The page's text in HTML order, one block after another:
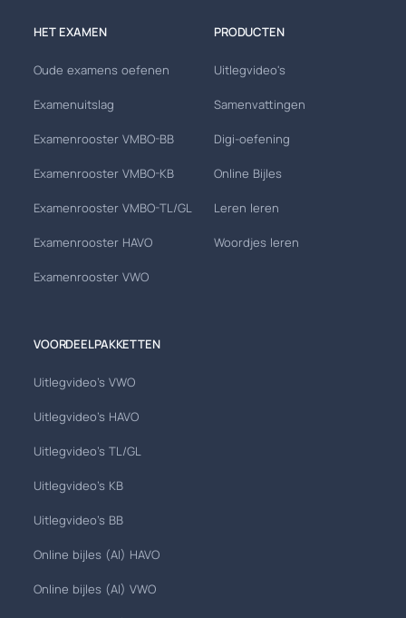
HET EXAMEN
Oude examens oefenen
Examenuitslag
Examenrooster VMBO-BB
Examenrooster VMBO-KB
Examenrooster VMBO-TL/GL
Examenrooster HAVO
Examenrooster VWO
PRODUCTEN
Uitlegvideo's
Samenvattingen
Digi-oefening
Online Bijles
Leren leren
Woordjes leren
VOORDEELPAKKETTEN
Uitlegvideo's VWO
Uitlegvideo's HAVO
Uitlegvideo's TL/GL
Uitlegvideo's KB
Uitlegvideo's BB
Online bijles (AI) HAVO
Online bijles (AI) VWO